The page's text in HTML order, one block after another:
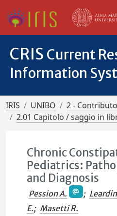
CRIS Current
Information
IRIS UNIBO
2 -
2.01 Capitolo / saggio in
Chronic
Pediatrics:
and Diagnosis
Pession A. ;
E.; Masetti R.